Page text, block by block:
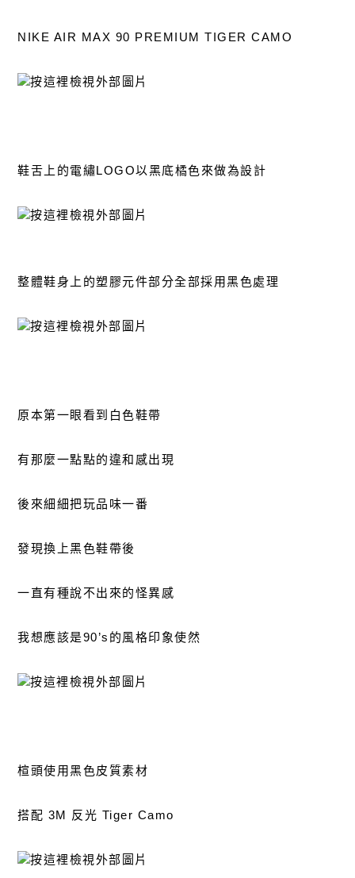
NIKE AIR MAX 90 PREMIUM TIGER CAMO
鞋舌上的電繡LOGO以黑底橘色來做為設計
整體鞋身上的塑膠元件部分全部採用黑色處理
原本第一眼看到白色鞋帶
有那麼一點點的違和感出現
後來細細把玩品味一番
發現換上黑色鞋帶後
一直有種說不出來的怪異感
我想應該是90’s的風格印象使然
楦頭使用黑色皮質素材
搭配 3M 反光 Tiger Camo